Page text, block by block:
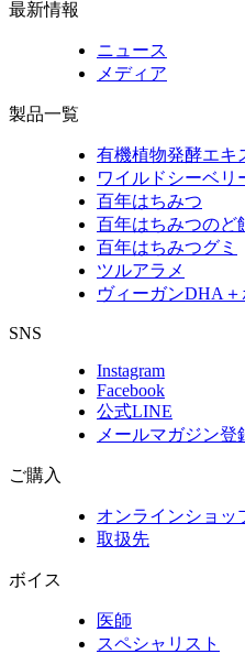
最新情報
ニュース
メディア
製品一覧
有機植物発酵エキ
ワイルドシーベリ
百年はちみつ
百年はちみつのど
百年はちみつグミ
ツルアラメ
ヴィーガンDHA
SNS
Instagram
Facebook
公式LINE
メールマガジン登
ご購入
オンラインショッ
取扱先
ボイス
医師
スペシャリスト